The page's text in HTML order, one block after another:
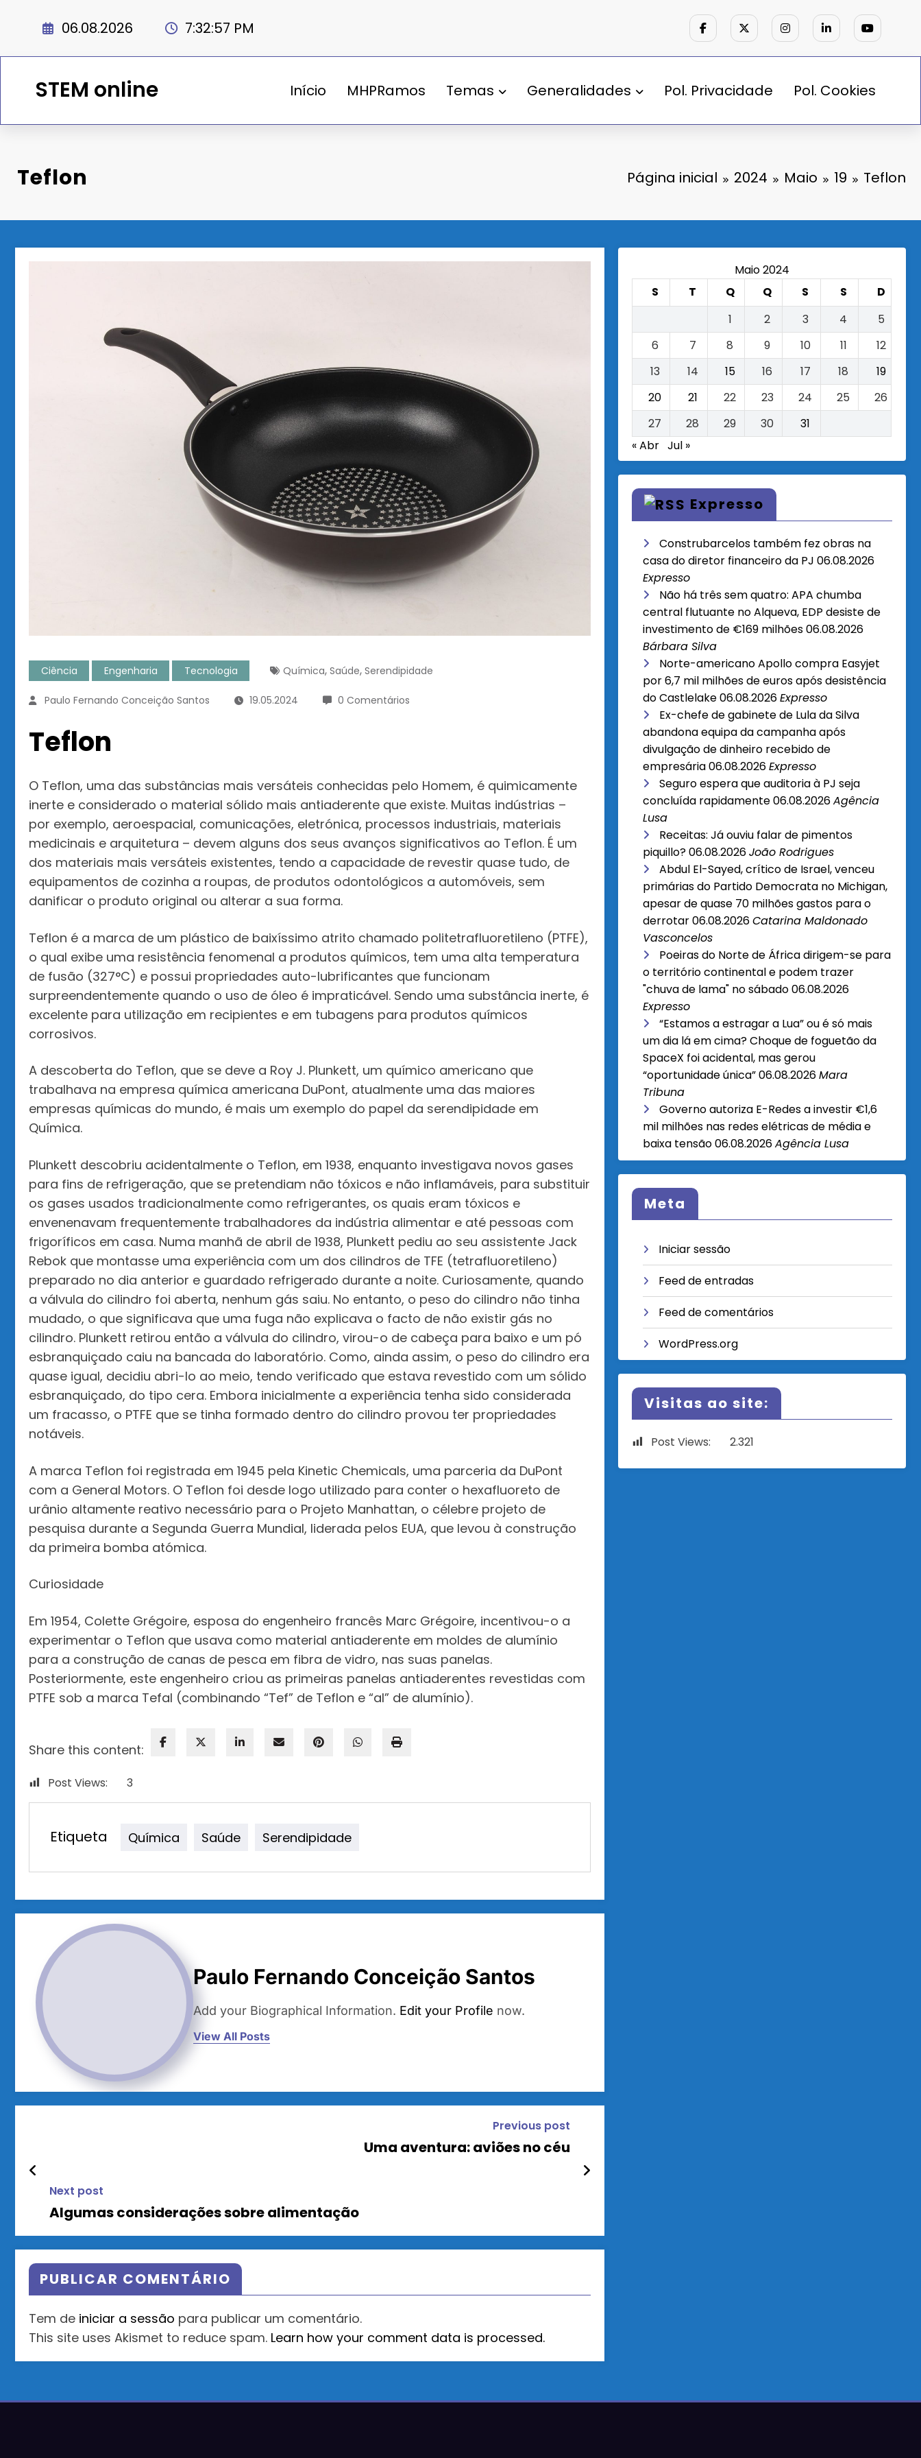
conteúdo
06.08.2026 7:32:57 PM
STEM online Início MHPRamos Temas Generalidades Pol. Privacidade Pol. Cookies
Teflon Página inicial 2024 Maio 19 Teflon
Ciência Engenharia Tecnologia Química, Saúde, Serendipidade
Paulo Fernando Conceição Santos 19.05.2024 0 Comentários
Teflon
O Teflon, uma das substâncias mais versáteis conhecidas pelo Homem, é quimicamente
inerte e considerado o material sólido mais antiaderente que existe. Muitas indústrias –
por exemplo, aeroespacial, comunicações, eletrónica, processos industriais, materiais
medicinais e arquitetura – devem alguns dos seus avanços significativos ao Teflon. É um
dos materiais mais versáteis existentes, tendo a capacidade de revestir quase tudo, de
equipamentos de cozinha a roupas, de produtos odontológicos a automóveis, sem
danificar o produto original ou alterar a sua forma.
Teflon é a marca de um plástico de baixíssimo atrito chamado politetrafluoretileno (PTFE),
o qual exibe uma resistência fenomenal a produtos químicos, tem uma alta temperatura
de fusão (327°C) e possui propriedades auto-lubrificantes que funcionam
surpreendentemente quando o uso de óleo é impraticável. Sendo uma substância inerte, é
excelente para utilização em recipientes e em tubagens para produtos químicos
corrosivos.
A descoberta do Teflon, que se deve a Roy J. Plunkett, um químico americano que
trabalhava na empresa química americana DuPont, atualmente uma das maiores
empresas químicas do mundo, é mais um exemplo do papel da serendipidade em
Química.
Plunkett descobriu acidentalmente o Teflon, em 1938, enquanto investigava novos gases
para fins de refrigeração, que se pretendiam não tóxicos e não inflamáveis, para substituir
os gases usados tradicionalmente como refrigerantes, os quais eram tóxicos e
envenenavam frequentemente trabalhadores da indústria alimentar e até pessoas com
frigoríficos em casa. Numa manhã de abril de 1938, Plunkett pediu ao seu assistente Jack
Rebok que montasse uma experiência com um dos cilindros de TFE (tetrafluoretileno)
preparado no dia anterior e guardado refrigerado durante a noite. Curiosamente, quando
a válvula do cilindro foi aberta, nenhum gás saiu. No entanto, o peso do cilindro não tinha
mudado, o que significava que uma fuga não explicava o facto de não existir gás no
cilindro. Plunkett retirou então a válvula do cilindro, virou-o de cabeça para baixo e um pó
esbranquiçado caiu na bancada do laboratório. Como, ainda assim, o peso do cilindro era
quase igual, decidiu abri-lo ao meio, tendo verificado que estava revestido com um sólido
esbranquiçado, do tipo cera. Embora inicialmente a experiência tenha sido considerada
um fracasso, o PTFE que se tinha formado dentro do cilindro provou ter propriedades
notáveis.
A marca Teflon foi registrada em 1945 pela Kinetic Chemicals, uma parceria da DuPont
com a General Motors. O Teflon foi desde logo utilizado para conter o hexafluoreto de
urânio altamente reativo necessário para o Projeto Manhattan, o célebre projeto de
pesquisa durante a Segunda Guerra Mundial, liderada pelos EUA, que levou à construção
da primeira bomba atómica.
Curiosidade
Em 1954, Colette Grégoire, esposa do engenheiro francês Marc Grégoire, incentivou-o a
experimentar o Teflon que usava como material antiaderente em moldes de alumínio
para a construção de canas de pesca em fibra de vidro, nas suas panelas.
Posteriormente, este engenheiro criou as primeiras panelas antiaderentes revestidas com
PTFE sob a marca Tefal (combinando “Tef” de Teflon e “al” de alumínio).
Share this content:
Post Views: 3
Etiqueta Química Saúde Serendipidade
Paulo Fernando Conceição Santos
Add your Biographical Information. Edit your Profile now.
View All Posts
Previous post
Uma aventura: aviões no céu
Next post
Algumas considerações sobre alimentação
PUBLICAR COMENTÁRIO
Tem de iniciar a sessão para publicar um comentário.
This site uses Akismet to reduce spam. Learn how your comment data is processed.
Maio 2024
S
T Q Q S S
D
1
2 3 4
5
6
7 8 9 10 11
12
13
14 15 16 17 18
19
20
21 22 23 24 25
26
27
28 29 30
31
« Abr Jul »
Expresso
Construbarcelos também fez obras na
casa do diretor financeiro da PJ 06.08.2026
Expresso
Não há três sem quatro: APA chumba
central flutuante no Alqueva, EDP desiste de
investimento de €169 milhões06.08.2026
Bárbara Silva
Norte-americano Apollo compra Easyjet
por 6,7 mil milhões de euros após desistência
do Castlelake06.08.2026Expresso
Ex-chefe de gabinete de Lula da Silva
abandona equipa da campanha após
divulgação de dinheiro recebido de
empresária06.08.2026Expresso
Seguro espera que auditoria à PJ seja
concluída rapidamente06.08.2026Agência
Lusa
Receitas: Já ouviu falar de pimentos
piquillo?06.08.2026João Rodrigues
Abdul El-Sayed, crítico de Israel, venceu
primárias do Partido Democrata no Michigan,
apesar de quase 70 milhões gastos para o
derrotar06.08.2026Catarina Maldonado
Vasconcelos
Poeiras do Norte de África dirigem-se para
o território continental e podem trazer
"chuva de lama" no sábado06.08.2026
Expresso
“Estamos a estragar a Lua” ou é só mais
um dia lá em cima? Choque de foguetão da
SpaceX foi acidental, mas gerou
“oportunidade única”06.08.2026Mara
Tribuna
Governo autoriza E-Redes a investir €1,6
mil milhões nas redes elétricas de média e
baixa tensão06.08.2026Agência Lusa
Meta
Iniciar sessão
Feed de entradas
Feed de comentários
WordPress.org
Visitas ao site:
Post Views: 2.321